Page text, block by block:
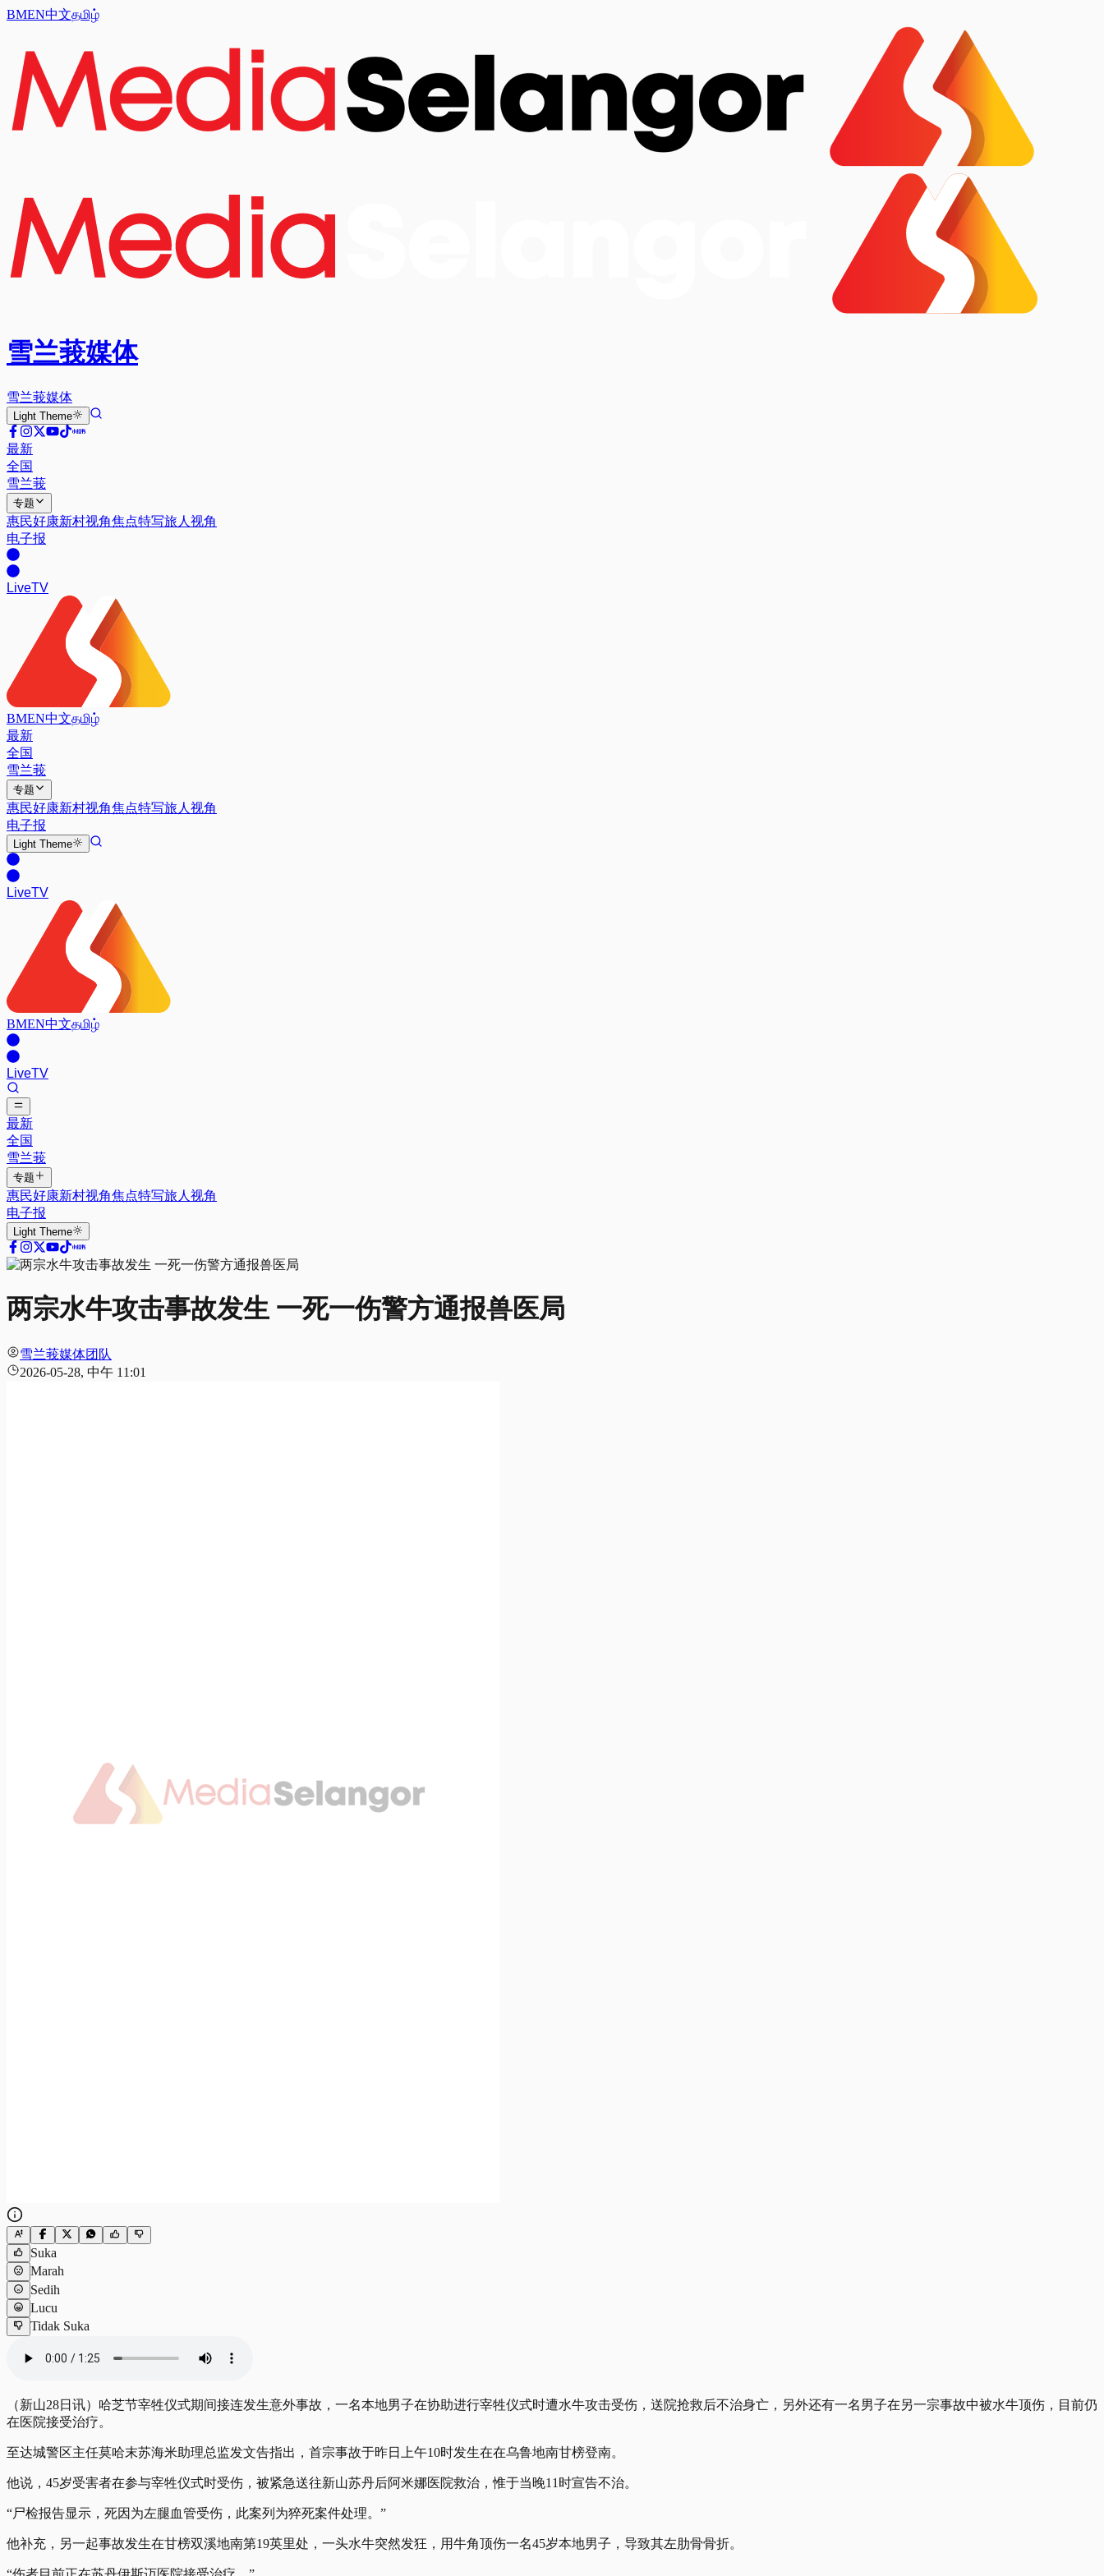
BMEN中文தமிழ்
雪兰莪媒体
雪兰莪媒体
Light Theme
最新
全国
雪兰莪
专题
惠民好康新村视角焦点特写旅人视角
电子报
LiveTV
BMEN中文தமிழ்
最新
全国
雪兰莪
专题
惠民好康新村视角焦点特写旅人视角
电子报
Light Theme
LiveTV
BMEN中文தமிழ்
LiveTV
最新
全国
雪兰莪
专题
惠民好康新村视角焦点特写旅人视角
电子报
Light Theme
两宗水牛攻击事故发生 一死一伤警方通报兽医局
雪兰莪媒体团队
2026-05-28, 中午 11:01
Suka
Marah
Sedih
Lucu
Tidak Suka
（新山28日讯）哈芝节宰牲仪式期间接连发生意外事故，一名本地男子在协助进行宰牲仪式时遭水牛攻击受伤，送院抢救后不治身亡，另外还有一名男子在另一宗事故中被水牛顶伤，目前仍
在医院接受治疗。
至达城警区主任莫哈末苏海米助理总监发文告指出，首宗事故于昨日上午10时发生在在乌鲁地南甘榜登南。
他说，45岁受害者在参与宰牲仪式时受伤，被紧急送往新山苏丹后阿米娜医院救治，惟于当晚11时宣告不治。
“尸检报告显示，死因为左腿血管受伤，此案列为猝死案件处理。”
他补充，另一起事故发生在甘榜双溪地南第19英里处，一头水牛突然发狂，用牛角顶伤一名45岁本地男子，导致其左肋骨骨折。